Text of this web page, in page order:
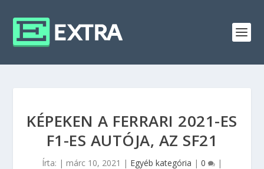
KÉPEKEN A FERRARI 2021-ES
F1-ES AUTÓJA, AZ SF21
Írta: | márc 10, 2021 | Egyéb kategória | 0 |